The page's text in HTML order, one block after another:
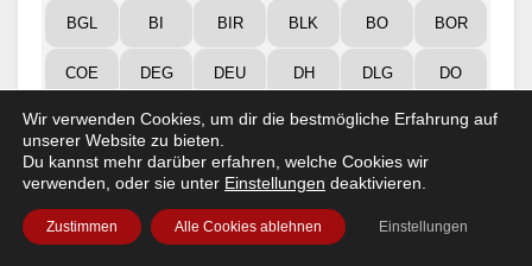
BGL BI BIR BLK BO BOR
COE DEG DEU DH DLG DO
DON DÜW EI EIC EM ESW
F FB FD FFB FG
FRI GI GÖ GT H HAM
Wir verwenden Cookies, um dir die bestmögliche Erfahrung auf
unserer Website zu bieten.
Du kannst mehr darüber erfahren, welche Cookies wir
verwenden, oder sie unter Einstellungen deaktivieren.
Zustimmen Alle Cookies ablehnen Einstellungen